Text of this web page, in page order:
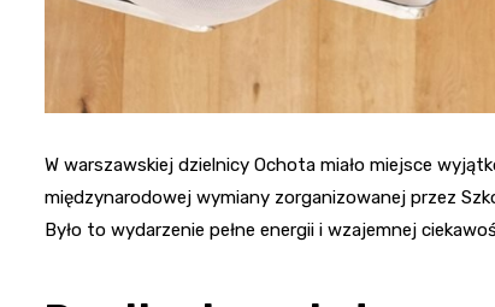
W warszawskiej dzielnicy Ochota miało miejsce
międzynarodowej wymiany zorganizowanej przez
Było to wydarzenie pełne energii i wzajemnej